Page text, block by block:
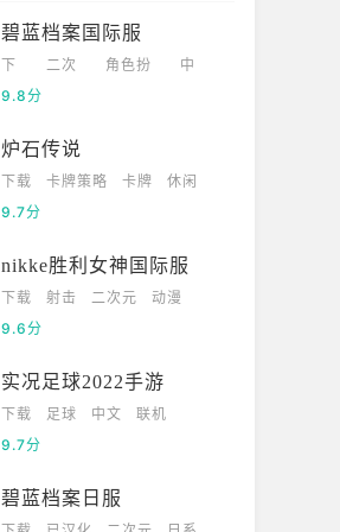
碧蓝档案国际服
下
载
二次
角色扮
中
9.8分
炉石传说
下载 卡牌策略 卡牌
休闲
9.7分
nikke胜利女神国际服
下载 射击 二次元
动漫
9.6分
实况足球2022手游
下载 足球 中文
联机
9.7分
碧蓝档案日服